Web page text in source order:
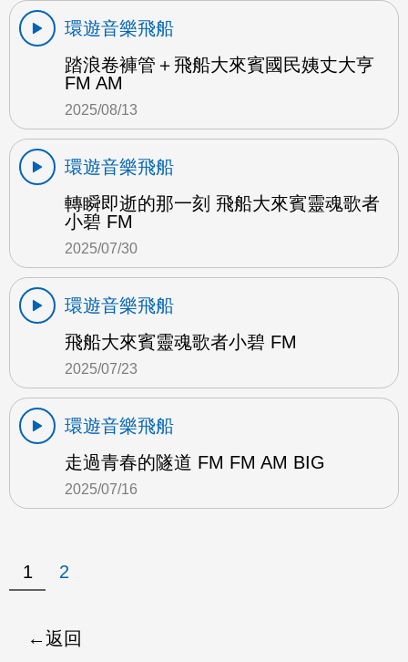
環遊音樂飛船
踏浪卷褲管＋飛船大來賓國民姨丈大亨
FM AM
2025/08/13
環遊音樂飛船
轉瞬即逝的那一刻 飛船大來賓靈魂歌者
小碧 FM
2025/07/30
環遊音樂飛船
飛船大來賓靈魂歌者小碧 FM
2025/07/23
環遊音樂飛船
走過青春的隧道 FM FM AM BIG
2025/07/16
1 2
返回